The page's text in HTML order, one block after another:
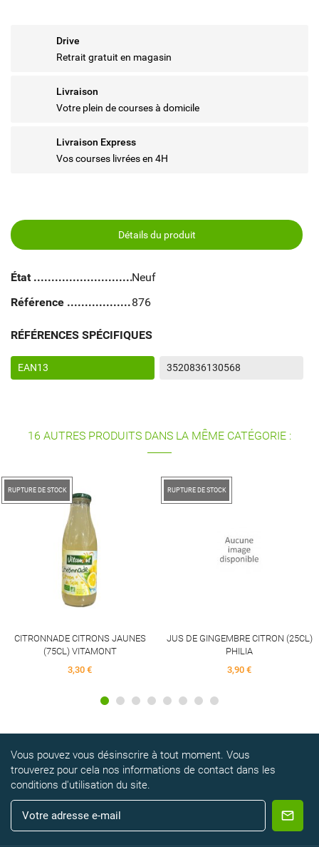
Drive
Retrait gratuit en magasin
Livraison
Votre plein de courses à domicile
Livraison Express
Vos courses livrées en 4H
Détails du produit
État
Neuf
Référence
876
RÉFÉRENCES SPÉCIFIQUES
EAN13 3520836130568
16 AUTRES PRODUITS DANS LA MÊME CATÉGORIE :
RUPTURE DE STOCK
CITRONNADE CITRONS JAUNES
(75CL) VITAMONT
3,30 €
RUPTURE DE STOCK
JUS DE GINGEMBRE CITRON (25CL)
PHILIA
3,90 €
Vous pouvez vous désinscrire à tout moment. Vous
trouverez pour cela nos informations de contact dans les
conditions d'utilisation du site.